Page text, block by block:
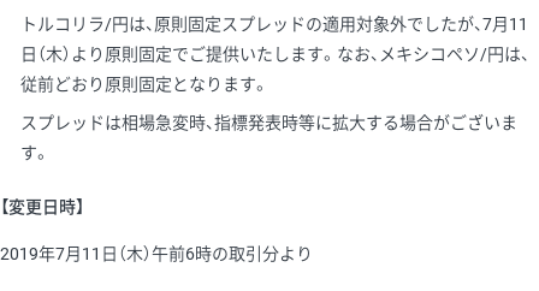
トルコリラ/円は、原則固定スプレッドの適用対象外でしたが、7月11
日（木）より原則固定でご提供いたします。なお、メキシコペソ/円は、
従前どおり原則固定となります。
スプレッドは相場急変時、指標発表時等に拡大する場合がございま
す。
【変更日時】
2019年7月11日（木）午前6時の取引分より